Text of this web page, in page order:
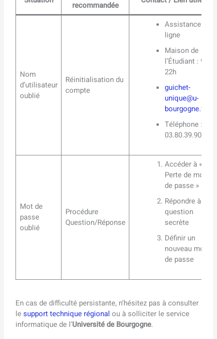
recommandée
Nom
d’utilisateur
oublié
Réinitialisation du
compte
Assistance en
ligne
Maison de
l’Étudiant : 9h-
22h
guichet-
unique@u-
bourgogne.fr
Téléphone :
03.80.39.90.71
Mot de
passe
oublié
Procédure
Question/Réponse
Accéder à «
Perte de mot
de passe »
Répondre à la
question
secrète
Définir un
nouveau mot
de passe
En cas de difficulté persistante, n’hésitez pas à consulter
lesupport technique régional ou à solliciter le service
informatique de l’Université de Bourgogne.